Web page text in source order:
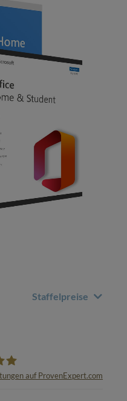
Staffelpreise
auf ProvenExpert.com